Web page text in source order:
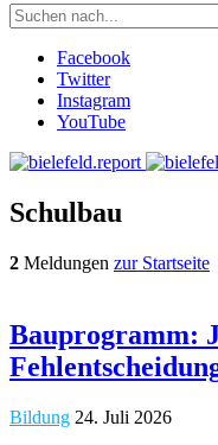
Suche
nach:
Facebook
Twitter
Instagram
YouTube
Schulbau
2 Meldungen zur Startseite
Bauprogramm:
Bildung 24. Juli 2026